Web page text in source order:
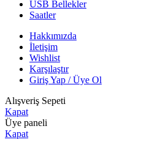
USB Bellekler
Saatler
Hakkımızda
İletişim
Wishlist
Karşılaştır
Giriş Yap / Üye Ol
Alışveriş Sepeti
Kapat
Üye paneli
Kapat